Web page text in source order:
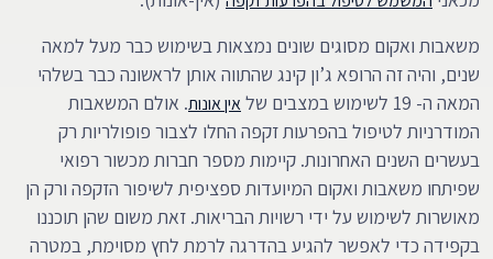
משאבות ואקום מסוגים שונים נמצאות בשימוש כבר מעל למאה
שנים, והיה זה הרופא ג’ון קינג שהתווה אותן לראשונה כבר בשלהי
המאה ה- 19 לשימוש במצבים של
אין אונות. אולם המשאבות
המודרניות לטיפול בהפרעות זקפה החלו לצבור פופולריות רק
בעשרים השנים האחרונות. קיימות מספר חברות מכשור רפואי
שפיתחו משאבות ואקום המיועדות ספציפית לשיפור הזקפה ורק הן
מאושרות לשימוש על ידי רשויות הבריאות. זאת משום שהן תוכננו
בקפידה כדי לאפשר להגיע בהדרגה לרמת לחץ מסוימת, במטרה